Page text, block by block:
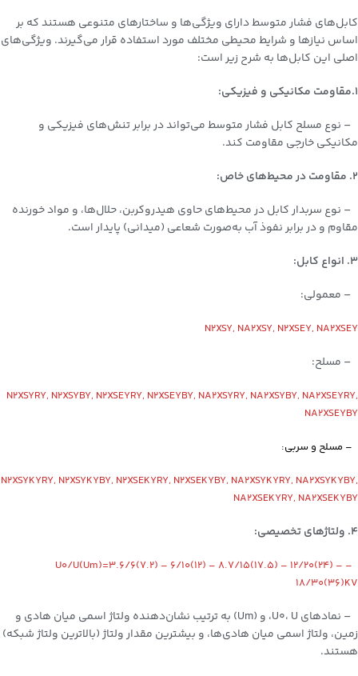
کابل‌های فشار متوسط دارای ویژگی‌ها و ساختارهای متنوعی هستند که بر
اساس نیازها و شرایط محیطی مختلف مورد استفاده قرار می‌گیرند. ویژگی‌های
اصلی این کابل‌ها به شرح زیر است:
1.مقاومت مکانیکی و فیزیکی:
– نوع مسلح کابل فشار متوسط می‌تواند در برابر تنش‌های فیزیکی و
مکانیکی خارجی مقاومت کند.
2. مقاومت در محیط‌های خاص:
– نوع سربدار کابل در محیط‌های حاوی هیدروکربن، حلال‌ها، و مواد خورنده
مقاوم و در برابر نفوذ آب به‌صورت شعاعی (میدانی) پایدار است.
3. انواع کابل:
– معمولی:
N2XSY, NA2XSY, N2XSEY, NA2XSEY
– مسلح:
N2XSYRY, N2XSYBY, N2XSEYRY, N2XSEYBY, NA2XSYRY, NA2XSYBY, NA2XSEYRY,
NA2XSEYBY
– مسلح و سربی:
N2XSYKYRY, N2XSYKYBY, N2XSEKYRY, N2XSEKYBY, NA2XSYKYRY, NA2XSYKYBY,
NA2XSEKYRY, NA2XSEKYBY
4. ولتاژ‌های تخصیصی:
– U0/U(Um)=3.6/6(7.2) – 6/10(12) – 8.7/15(17.5) – 12/20(24) –
18/30(36)KV
– نمادهای U0، U، و (Um) به ترتیب نشان‌دهنده ولتاژ اسمی میان هادی و
زمین، ولتاژ اسمی میان هادی‌ها، و بیشترین مقدار ولتاژ (بالاترین ولتاژ شبکه)
هستند.